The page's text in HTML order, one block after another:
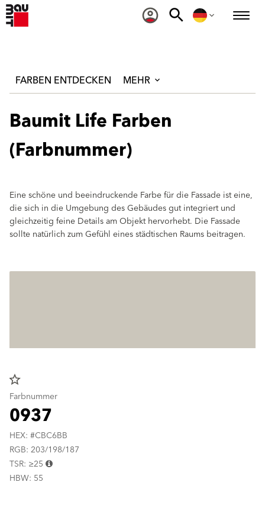
FARBEN ENTDECKEN MEHR
Baumit Life Farben
(Farbnummer)
Eine schöne und beeindruckende Farbe für die Fassade ist eine,
die sich in die Umgebung des Gebäudes gut integriert und
gleichzeitig feine Details am Objekt hervorhebt. Die Fassade
sollte natürlich zum Gefühl eines städtischen Raums beitragen.
star_border
Farbnummer
0937
HEX: #CBC6BB
RGB: 203/198/187
TSR: ≥25
HBW: 55